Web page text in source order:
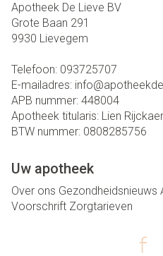
Apotheek De Lieve BV
Grote Baan 291
9930 Lievegem
Telefoon: 093725707
E-mailadres: info@
APB nummer: 448004
Apotheek titularis: Lien
BTW nummer: 0808285756
Uw apotheek
Over ons Gezondheidsnieuws
Voorschrift Zorgtarieven